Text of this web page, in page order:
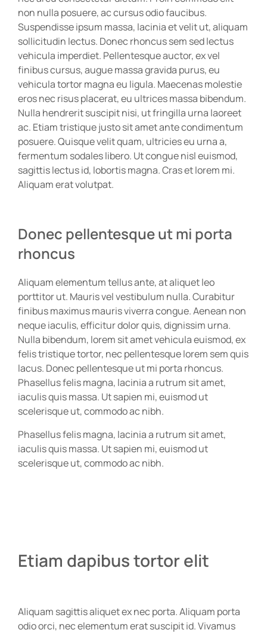
non nulla posuere, ac cursus odio faucibus.
Suspendisse ipsum massa, lacinia et velit ut, aliquam
sollicitudin lectus. Donec rhoncus sem sed lectus
vehicula imperdiet. Pellentesque auctor, ex vel
finibus cursus, augue massa gravida purus, eu
vehicula tortor magna eu ligula. Maecenas molestie
eros nec risus placerat, eu ultrices massa bibendum.
Nulla hendrerit suscipit nisi, ut fringilla urna laoreet
ac. Etiam tristique justo sit amet ante condimentum
posuere. Quisque velit quam, ultricies eu urna a,
fermentum sodales libero. Ut congue nisl euismod,
sagittis lectus id, lobortis magna. Cras et lorem mi.
Aliquam erat volutpat.
Donec pellentesque ut mi porta
rhoncus
Aliquam elementum tellus ante, at aliquet leo
porttitor ut. Mauris vel vestibulum nulla. Curabitur
finibus maximus mauris viverra congue. Aenean non
neque iaculis, efficitur dolor quis, dignissim urna.
Nulla bibendum, lorem sit amet vehicula euismod, ex
felis tristique tortor, nec pellentesque lorem sem quis
lacus. Donec pellentesque ut mi porta rhoncus.
Phasellus felis magna, lacinia a rutrum sit amet,
iaculis quis massa. Ut sapien mi, euismod ut
scelerisque ut, commodo ac nibh.
Phasellus felis magna, lacinia a rutrum sit amet,
iaculis quis massa. Ut sapien mi, euismod ut
scelerisque ut, commodo ac nibh.
Etiam dapibus tortor elit
Aliquam sagittis aliquet ex nec porta. Aliquam porta
odio orci, nec elementum erat suscipit id. Vivamus